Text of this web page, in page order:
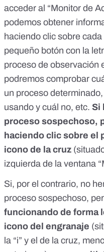
acceder al “Monitor de
podemos obtener
haciendo clic sobre
pequeño botón con la
proceso de observación
podremos comprobar
un proceso
usando y cuál no, etc. Si
proceso sospechoso,
haciendo clic sobre el
icono de la cruz
izquierda de la ventana
Si, por el contrario, no
proceso sospechoso,
funcionando de forma
icono del engranaje
la “i” y el de la cruz,